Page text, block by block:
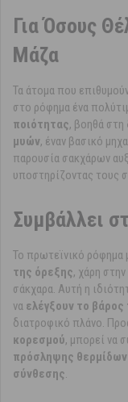
Για Όσους
Μάζα
Τα άτομα που
στο ρόφημα ένα
ποιότητας, βοηθά στη
μυών, έναν βασικό
παρουσία σακχάρων
υποστηρίζοντας τους
Συμβάλλει
Το πρωτεϊνικό ρόφημα
της όρεξης, χάρη
σάκχαρα. Αυτή η
να ελέγξουν το βάρος
διατροφικό πλάνο.
κορεσμού, μπορεί να
πρόσληψης θερμίδων
σύνθεσης.